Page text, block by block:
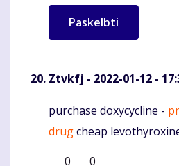
Ztvkfj - 2022-01-12 -
Komentaras
purchase doxycycline -
drugcheap
0
0